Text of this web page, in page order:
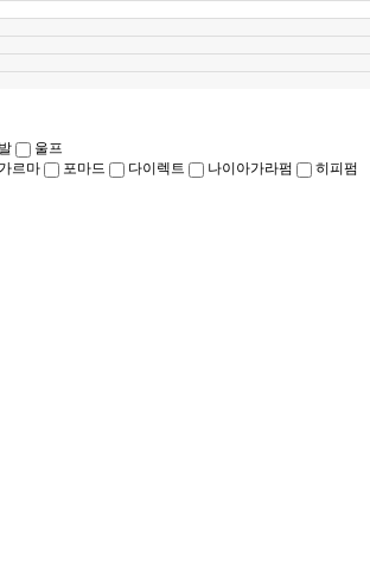
울프
가르마 포마드 다이렉트 나이아가라펌
히피펌